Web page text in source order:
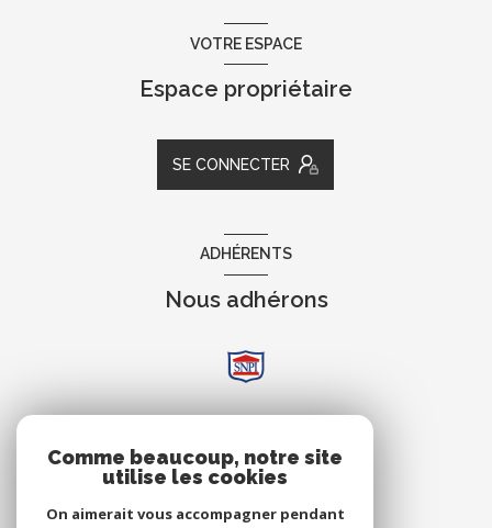
VOTRE ESPACE
Espace propriétaire
SE CONNECTER
ADHÉRENTS
Nous adhérons
Clients
Comme beaucoup, notre site
utilise les cookies
On aimerait vous accompagner pendant